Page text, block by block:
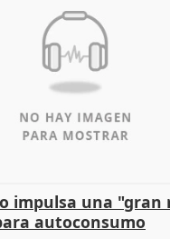
impulsa una "gran
autoconsumo